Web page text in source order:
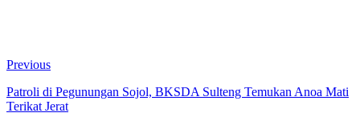
Previous
Patroli di Pegunungan Sojol, BKSDA Sulteng Temukan Anoa Mati
Terikat Jerat